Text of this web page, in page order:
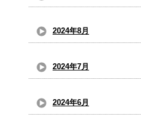
2024年8月
2024年7月
2024年6月